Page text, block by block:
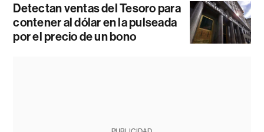
Detectan ventas del Tesoro para
contener al dólar en la pulseada
por el precio de un bono